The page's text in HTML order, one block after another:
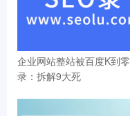
企业网站整站被百度K到
录：拆解9大死